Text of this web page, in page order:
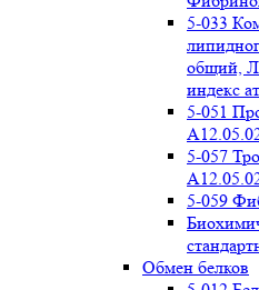
5-033
общий,
индекс
5-051
5-057
5-059
Обмен белков